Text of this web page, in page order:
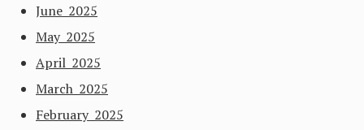
June 2025
May 2025
April 2025
March 2025
February 2025